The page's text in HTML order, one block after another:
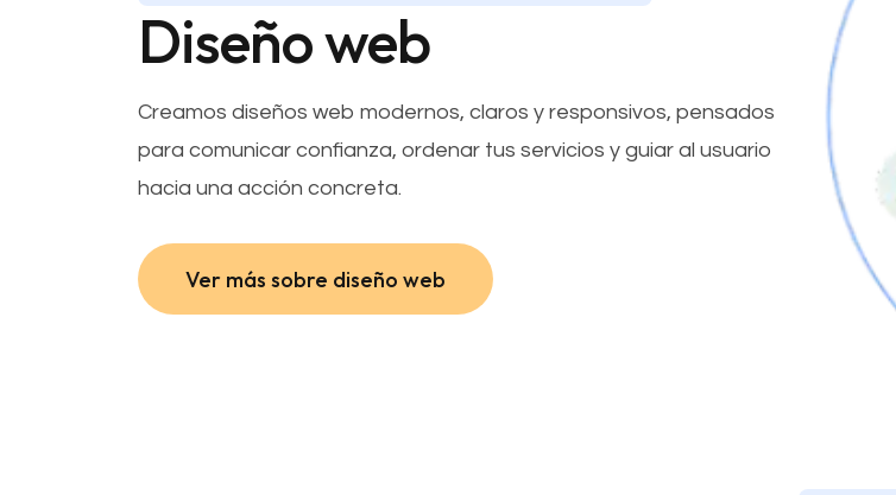
Diseño web
Creamos diseños web modernos, claros y responsivos, pensados
para comunicar confianza, ordenar tus servicios y guiar al usuario
hacia una acción concreta.
Ver más sobre diseño web
Ver más sobre diseño web